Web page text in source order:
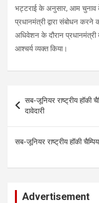
भट्टराई के अनुसार, आम
प्रधानमंत्री द्वारा संबोधन करने
अधिवेशन के दौरान प्रधानमंत्री
आश्चर्य व्यक्त किया।
navigation
सब-जूनियर राष्ट्रीय हॉकी
दावेदारी
सब-जूनियर राष्ट्रीय हॉकी
Advertisement